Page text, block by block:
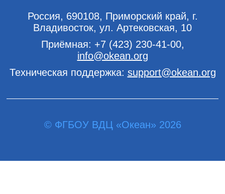
Россия, 690108, Приморский край, г.
Владивосток, ул. Артековская, 10
Приёмная: +7 (423) 230-41-00,
info@okean.org
Техническая поддержка: support@okean.org
© ФГБОУ ВДЦ «Океан» 2026